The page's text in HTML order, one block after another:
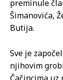
preminule
Šimanovića,
Butija.
Sve je
njihovim